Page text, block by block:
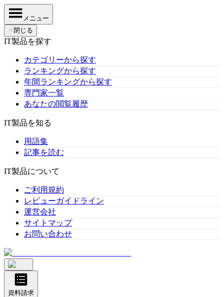
メニュー
✕ 閉じる
IT製品を探す
カテゴリーから探す
ランキングから探す
年間ランキングから探す
専門家一覧
あなたの閲覧履歴
IT製品を知る
用語集
記事を読む
IT製品について
ご利用規約
レビューガイドライン
運営会社
サイトマップ
お問い合わせ
資料請求